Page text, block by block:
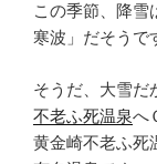
この季節、降雪
寒波」だそうで
そうだ、大雪だ
不老ふ死温泉へ
黄金崎不老ふ死